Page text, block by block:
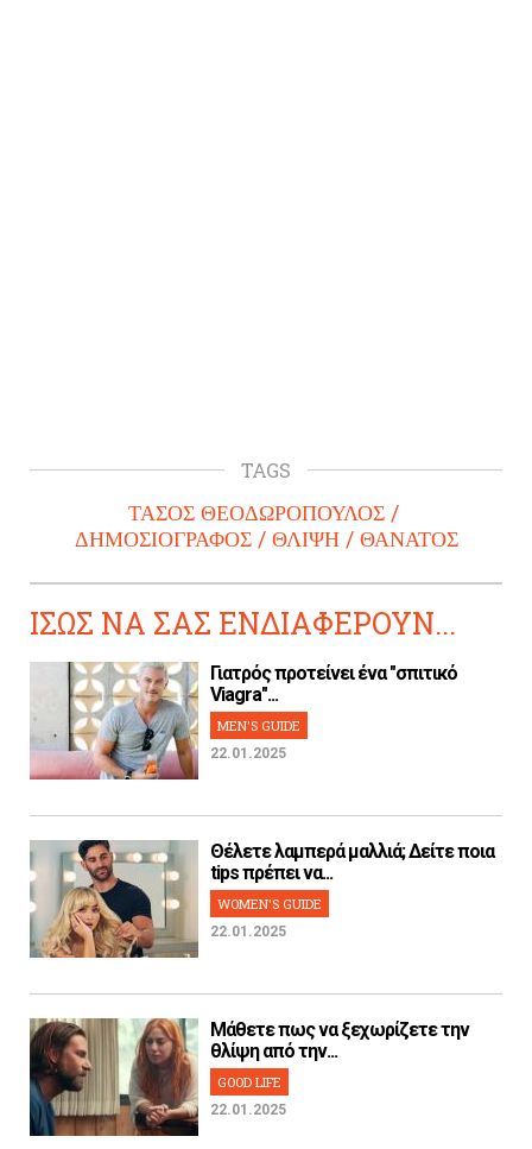
TAGS
ΤΑΣΟΣ ΘΕΟΔΩΡΟΠΟΥΛΟΣ
ΔΗΜΟΣΙΟΓΡΑΦΟΣ
ΘΛΙΨΗ ΘΑΝΑΤΟΣ
ΙΣΩΣ ΝΑ ΣΑΣ ΕΝΔΙΑΦΕΡΟΥΝ...
Γιατρός προτείνει ένα "σπιτικό
Viagra"...
MEN'S GUIDE
22.01.2025
Θέλετε λαμπερά μαλλιά; Δείτε ποια
tips πρέπει να...
WOMEN'S GUIDE
22.01.2025
Μάθετε πως να ξεχωρίζετε την
θλίψη από την...
GOOD LIFE
22.01.2025